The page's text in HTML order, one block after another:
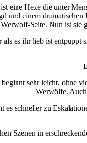
eine Hexe die unter
und einem
Seite. Nun ist sie
als es ihr lieb ist entpuppt
sehr leicht, ohne
Werwölfe.
es schneller zu
Szenen in